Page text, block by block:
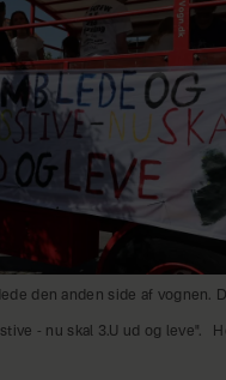
den anden side af vognen.
- nu skal 3.U ud og leve".